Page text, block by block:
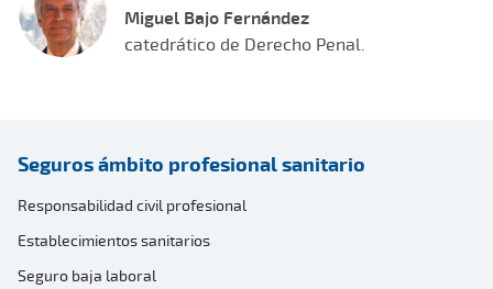
Miguel Bajo Fernández
catedrático de Derecho Penal.
Seguros ámbito profesional sanitario
Responsabilidad civil profesional
Establecimientos sanitarios
Seguro baja laboral